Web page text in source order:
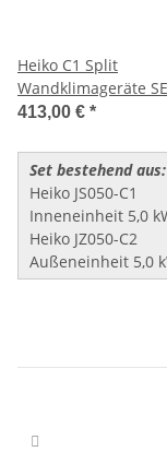
Heiko C1 Split
Wandklimageräte
kW (JS050-C1/JZ050-
413,00 € *
Set bestehend aus:
Heiko JS050-C1
Inneneinheit 5,0
Heiko JZ050-C2
Außeneinheit 5,0